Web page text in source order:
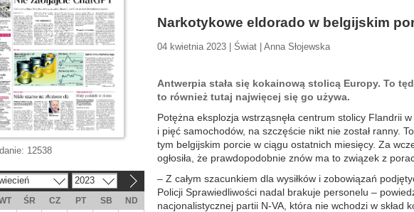
Narkotykowe eldorado w belgijskim
04 kwietnia 2023 | Świat | Anna Słojewska
Antwerpia stała się kokainową stolicą Europy. To
to również tutaj najwięcej się go używa.
Potężna eksplozja wstrząsnęła centrum stolicy Flandrii
i pięć samochodów, na szczęście nikt nie został ranny.
tym belgijskim porcie w ciągu ostatnich miesięcy. Za
ogłosiła, że prawdopodobnie znów ma to związek z
– Z całym szacunkiem dla wysiłków i zobowiązań
Policji Sprawiedliwości nadal brakuje personelu –
nacjonalistycznej partii N-VA, która nie wchodzi w skład
12538
2023
ŚR CZ PT SB
ND